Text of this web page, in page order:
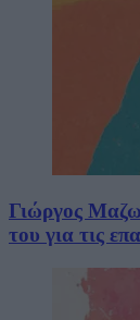
Γιώργος
του για τις